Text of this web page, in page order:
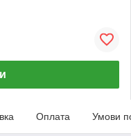
Оплата Умови